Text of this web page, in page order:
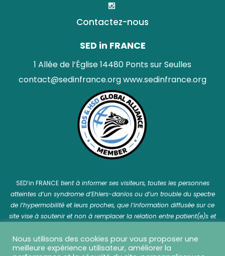
Contactez-nous
SED in FRANCE
1 Allée de l’Église 14480 Ponts sur Seulles
contact@sedinfrance.orgwww.sedinfrance.org
SED’in FRANCEtient à informer ses visiteurs, toutes les personnes
atteintes d’un syndrome d’Ehlers-danlos ou d’un trouble du spectre
de l’hypermobilité et leurs proches, que l’information diffusée sur ce
site vise à soutenir et non à remplacer la relation entre patient(e)s et
Nous utilisons des cookies pour vous proposer une
meilleure expérience utilisateur, améliorer la